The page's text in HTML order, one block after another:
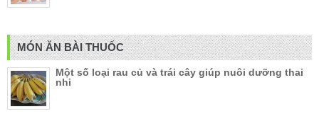
MÓN ĂN BÀI THUỐC
Một số loại rau củ và trái cây giúp nuôi dưỡng thai
nhi